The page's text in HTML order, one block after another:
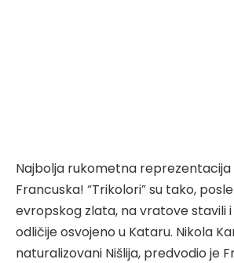
Najbolja rukometna reprezentacija
Francuska! “Trikolori” su tako,
evropskog zlata, na vratove stavili i
odličije osvojeno u Kataru. Nikola
naturalizovani Nišlija, predvodio je